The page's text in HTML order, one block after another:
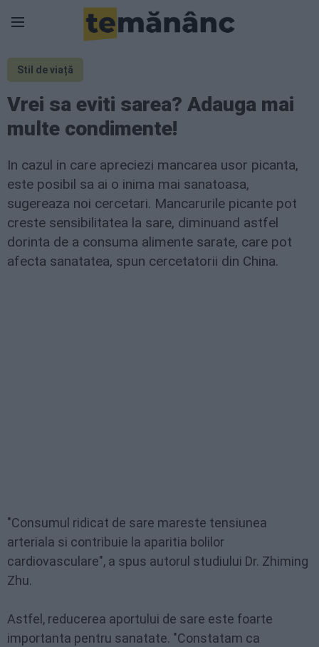
Stil de viață
Vrei sa eviti sarea? Adauga mai
multe condimente!
In cazul in care apreciezi mancarea usor picanta,
este posibil sa ai o inima mai sanatoasa,
sugereaza noi cercetari. Mancarurile picante pot
creste sensibilitatea la sare, diminuand astfel
dorinta de a consuma alimente sarate, care pot
afecta sanatatea, spun cercetatorii din China.
"Consumul ridicat de sare mareste tensiunea
arteriala si contribuie la aparitia bolilor
cardiovasculare", a spus autorul studiului Dr. Zhiming
Zhu.
Astfel, reducerea aportului de sare este foarte
importanta pentru sanatate. "Constatam ca